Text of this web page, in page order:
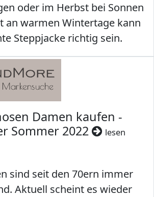
oder im Herbst bei Sonnen
an warmen Wintertage kann
Steppjacke richtig sein.
Damen kaufen -
Sommer 2022
lesen
sind seit den 70ern immer
Aktuell scheint es wieder